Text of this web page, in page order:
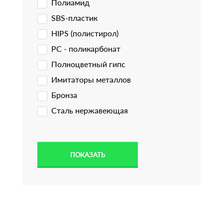
Полиамид
SBS-пластик
HIPS (полистирол)
PC - поликарбонат
Полноцветный гипс
Имитаторы металлов
Бронза
Сталь нержавеющая